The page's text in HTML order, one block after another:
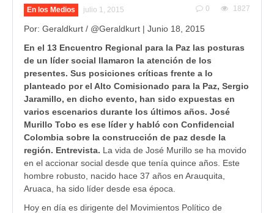
En los Medios julio 1, 2015 0 1827
Por: Geraldkurt / @Geraldkurt | Junio 18, 2015
En el 13 Encuentro Regional para la Paz las posturas
de un líder social llamaron la atención de los
presentes. Sus posiciones críticas frente a lo
planteado por el Alto Comisionado para la Paz, Sergio
Jaramillo, en dicho evento, han sido expuestas en
varios escenarios durante los últimos años. José
Murillo Tobo es ese líder y habló con Confidencial
Colombia sobre la construcción de paz desde la
región. Entrevista. La vida de José Murillo se ha movido
en el accionar social desde que tenía quince años. Este
hombre robusto, nacido hace 37 años en Arauquita,
Aruaca, ha sido líder desde esa época.
Hoy en día es dirigente del Movimientos Político de